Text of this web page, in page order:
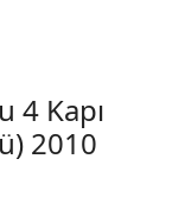
4 Kapı
2010